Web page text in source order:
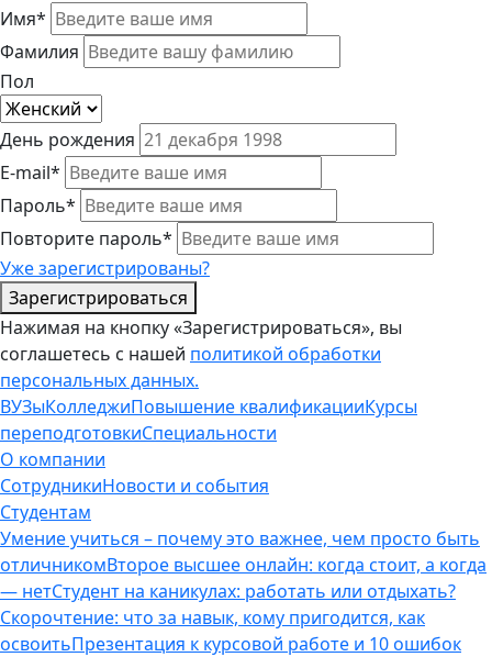
Имя*
Фамилия
Пол
День рождения
E-mail*
Пароль*
Повторите пароль*
Уже зарегистрированы?
Зарегистрироваться
Нажимая на кнопку «Зарегистрироваться», вы
соглашетесь с нашей политикой обработки
персональных данных.
ВУЗыКолледжиПовышение квалификацииКурсы
переподготовкиСпециальности
О компании
СотрудникиНовости и события
Студентам
Умение учиться – почему это важнее, чем просто быть
отличникомВторое высшее онлайн: когда стоит, а когда
— нетСтудент на каникулах: работать или отдыхать?
Скорочтение: что за навык, кому пригодится, как
освоитьПрезентация к курсовой работе и 10 ошибок